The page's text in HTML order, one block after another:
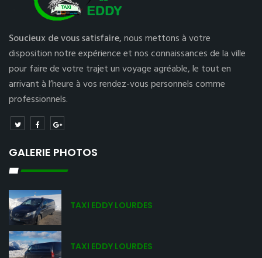
Soucieux de vous satisfaire,nous mettons à votre
disposition notre expérience et nos connaissances de la ville
pour faire de votre trajet un voyage agréable, le tout en
arrivant à l’heure à vos rendez-vous personnels comme
professionnels.
GALERIE PHOTOS
TAXI EDDY LOURDES
TAXI EDDY LOURDES